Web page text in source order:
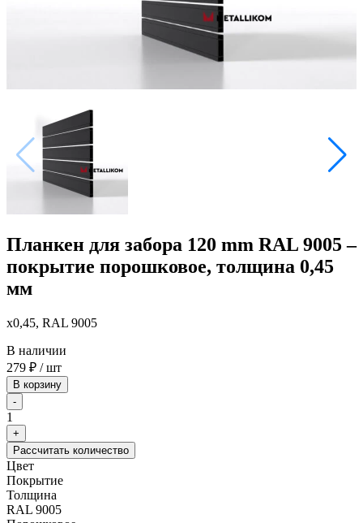
Планкен для забора 120 mm RAL 9005 –
покрытие порошковое, толщина 0,45
мм
x0,45, RAL 9005
В наличии
279 ₽ / шт
В корзину
-
1
+
Рассчитать количество
Цвет
Покрытие
Толщина
RAL 9005